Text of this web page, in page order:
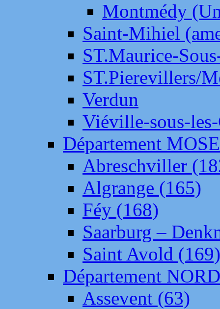
Montmédy
Saint-Mihiel
ST.Maurice-
ST.Pierevillers/
Verdun
Viéville-sous-
Département
Abreschviller
Algrange (165)
Féy (168)
Saarburg –
Saint Avold (169)
Département NORD
Assevent (63)